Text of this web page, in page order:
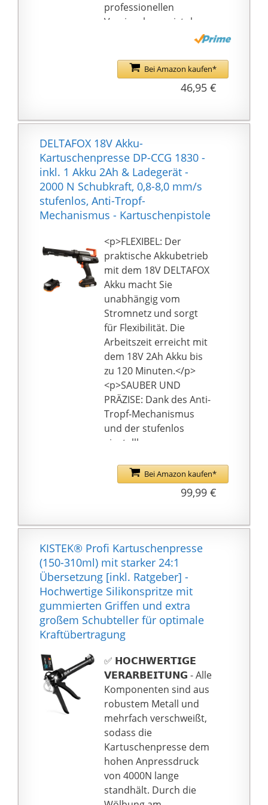
verzinkt
professionellen
Versiegelungspistole
können Sie schnell und
von Renovierungs-,
Dachdecker- und
unverzichtbares
Werkzeug für jeden
Fachmann, Baumeister,
Monteur, Handwerker
und Dachdecker
✅ Komfort : Die extra
große
Kraftübersetzungsverh
ältnis von 26:1 (400 kg
Anpressdruck) der
Silikonpistole
ermöglicht ein
komfortables,
bequemes und
ermüdungsfreies
Arbeiten auch bei
langem Einsatz oder in
kalter Umgebung bei
niedrigen
Temperaturen, wenn
die Masse besonders
dicht ist. Verstärkter 3-
fach Kolben für
leichteres Arbeiten
✅ Universal : Die
Kartuschen mit bis zu
kann Sie für arbeiten
mit allen gängigen
Dichtstoff-, Klebstoff-
und Füllstoffkartuschen
sowie Acryle und
Silikone einsetzbar. Der
Kartuschenbehälter ist
sehr stabil und robust
und kann um 360°
gedreht werden
✅ Einfache
Handhabung : Der
präzise
Ratschenmechanismus,
der starke und präzise
Kolbenstößel, die
doppelte Führung für
eine präzise
Bei Amazon kaufen*
46,95 €
DELTAFOX 18V Akku-
Kartuschenpresse DP-CCG 1830 -
inkl. 1 Akku 2Ah & Ladegerät -
2000 N Schubkraft, 0,8-8,0 mm/s
stufenlos, Anti-Tropf-
Mechanismus - Kartuschenpistole
<p>FLEXIBEL: Der
praktische Akkubetrieb
mit dem 18V DELTAFOX
Akku macht Sie
unabhängig vom
Stromnetz und sorgt
für Flexibilität. Die
Arbeitszeit erreicht mit
dem 18V 2Ah Akku bis
zu 120 Minuten.</p>
<p>SAUBER UND
PRÄZISE: Dank des Anti-
Tropf-Mechanismus
und der stufenlos
einstellbaren
eit von 0,8 bis 8,0 mm/s
dosieren Sie das
Material präzise und
bearbeitenden Flächen.
</p>
<p>KOMFORTABLE
BEDIENUNG: Ein
ergonomischer Softgrip
und das geringe
Gewicht von nur 1,5 kg
erleichtern die Arbeit.
Das LED-Arbeitslicht
leuchtet den
Arbeitsbereich gut aus.
</p>
<p>SPARSAM: Holen Sie
alles aus Ihren
Kartuschen heraus. Mit
dem integrierten Dorn
lassen sich verklebte
Kartuschenöffnungen
leicht durchstechen.
Dank der 2000 N
Bei Amazon kaufen*
99,99 €
KISTEK® Profi Kartuschenpresse
(150-310ml) mit starker 24:1
Übersetzung [inkl. Ratgeber] -
Hochwertige Silikonspritze mit
gummierten Griffen und extra
großem Schubteller für optimale
Kraftübertragung
✅ 𝗛𝗢𝗖𝗛𝗪𝗘𝗥𝗧𝗜𝗚𝗘
𝗩𝗘𝗥𝗔𝗥𝗕𝗘𝗜𝗧𝗨𝗡𝗚 - Alle
Komponenten sind aus
robustem Metall und
mehrfach verschweißt,
sodass die
Kartuschenpresse dem
hohen Anpressdruck
von 4000N lange
standhält. Durch die